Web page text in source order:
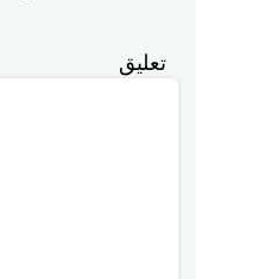
تعليق